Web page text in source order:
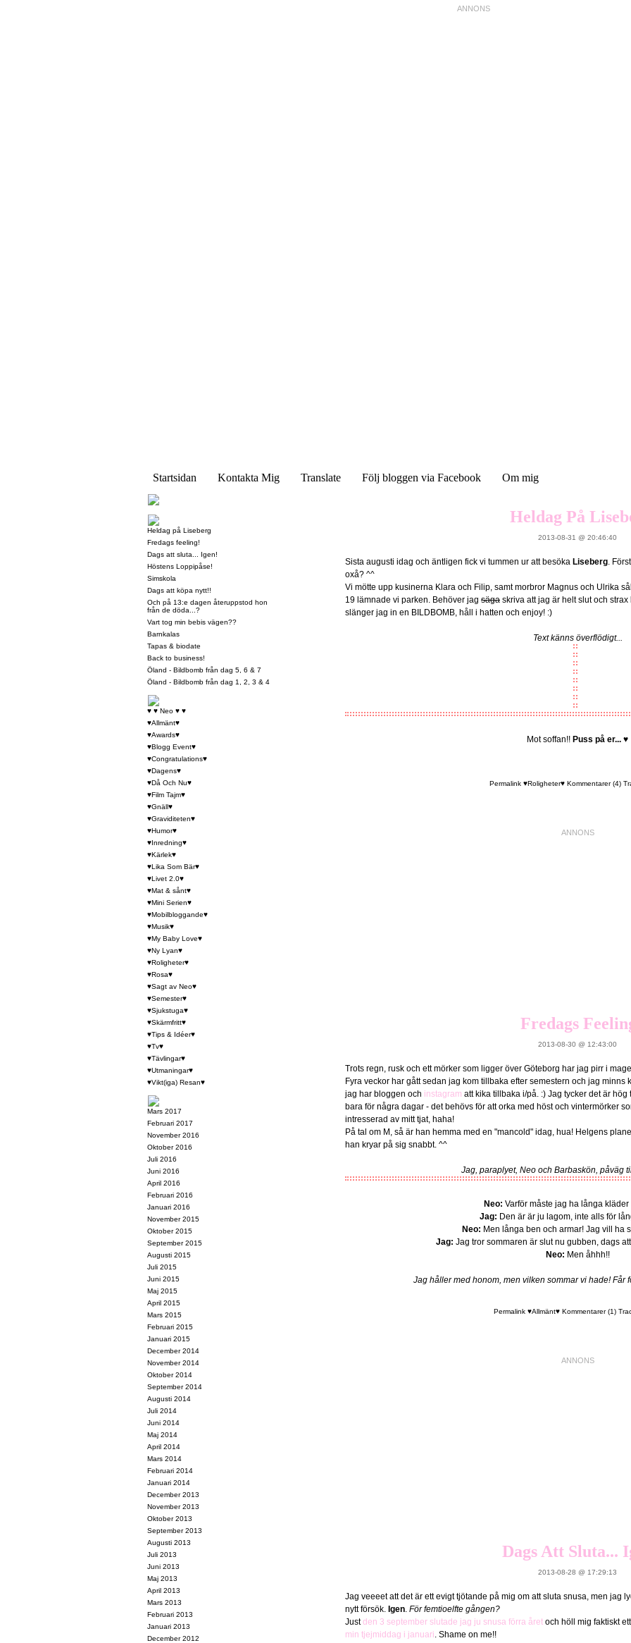
Startsidan Kontakta Mig Translate Följ bloggen via Facebook Om mig
Heldag På
2013-08-31 @ 20:46:40
Sista augusti idag och äntligen fick vi tummen ur att besöka Liseberg.
oxå? ^^
Vi mötte upp kusinerna Klara och Filip, samt morbror Magnus och Ulrika
19 lämnade vi parken. Behöver jag säga skriva att jag är helt slut och
slänger jag in en BILDBOMB, håll i hatten och enjoy! :)
Text känns överflödigt...
Mot soffan!! Puss på er... ♥
Permalink ♥Roligheter♥ Kommentarer (4)
Fredags
2013-08-30 @ 12:43:00
Trots regn, rusk och ett mörker som ligger över Göteborg har jag pirr i
Fyra veckor har gått sedan jag kom tillbaka efter semestern och jag minns
jag har bloggen och instagram att kika tillbaka i/på. :) Jag tycker det är
bara för några dagar - det behövs för att orka med höst och vintermörker
intresserad av mitt tjat, haha!
På tal om M, så är han hemma med en "mancold" idag, hua! Helgens
han kryar på sig snabbt. ^^
Jag, paraplyet, Neo och Barbaskön, påväg
Neo: Varför måste jag ha långa
Jag: Den är är ju lagom, inte alls för
Neo: Men långa ben och armar! Jag vill ha
Jag: Jag tror sommaren är slut nu gubben, dags
Neo: Men åhhh!!
Jag håller med honom, men vilken sommar vi hade! Får
Permalink ♥Allmänt♥ Kommentarer (1)
Dags Att Sluta...
2013-08-28 @ 17:29:13
Jag veeeet att det är ett evigt tjötande på mig om att sluta snusa, men jag
nytt försök. Igen. För femtioelfte gången?
Justden 3 september slutade jag ju snusa förra året och höll mig faktiskt
min tjejmiddag i januari. Shame on me!!
Heldag på Liseberg
Fredags feeling!
Dags att sluta... Igen!
Höstens Loppipåse!
Simskola
Dags att köpa nytt!!
Och på 13:e dagen återuppstod hon
från de döda...?
Vart tog min bebis vägen??
Barnkalas
Tapas & biodate
Back to business!
Öland - Bildbomb från dag 5, 6 & 7
Öland - Bildbomb från dag 1, 2, 3 & 4
♥ ♥ Neo ♥ ♥
♥Allmänt♥
♥Awards♥
♥Blogg Event♥
♥Congratulations♥
♥Dagens♥
♥Då Och Nu♥
♥Film Tajm♥
♥Gnäll♥
♥Graviditeten♥
♥Humor♥
♥Inredning♥
♥Kärlek♥
♥Lika Som Bär♥
♥Livet 2.0♥
♥Mat & sånt♥
♥Mini Serien♥
♥Mobilbloggande♥
♥Musik♥
♥My Baby Love♥
♥Ny Lyan♥
♥Roligheter♥
♥Rosa♥
♥Sagt av Neo♥
♥Semester♥
♥Sjukstuga♥
♥Skärmfritt♥
♥Tips & Idéer♥
♥Tv♥
♥Tävlingar♥
♥Utmaningar♥
♥Vikt(iga) Resan♥
Mars 2017
Februari 2017
November 2016
Oktober 2016
Juli 2016
Juni 2016
April 2016
Februari 2016
Januari 2016
November 2015
Oktober 2015
September 2015
Augusti 2015
Juli 2015
Juni 2015
Maj 2015
April 2015
Mars 2015
Februari 2015
Januari 2015
December 2014
November 2014
Oktober 2014
September 2014
Augusti 2014
Juli 2014
Juni 2014
Maj 2014
April 2014
Mars 2014
Februari 2014
Januari 2014
December 2013
November 2013
Oktober 2013
September 2013
Augusti 2013
Juli 2013
Juni 2013
Maj 2013
April 2013
Mars 2013
Februari 2013
Januari 2013
December 2012